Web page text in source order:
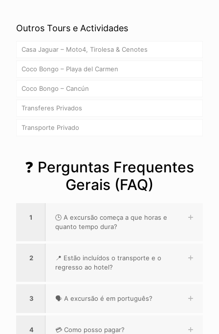
Outros Tours e Actividades
Casa Jaguar – Moto4, Tirolesa & Cenotes
Coco Bongo – Playa del Carmen
Coco Bongo – Cancún
Transferes Privados
Transporte Privado
❓ Perguntas Frequentes
Gerais (FAQ)
1
🕒 A excursão começa a que horas e
quanto tempo dura?
2
📍 Estão incluídos o transporte e o
regresso ao hotel?
3 🗣️ A excursão é em português?
4 💳 Como posso pagar?